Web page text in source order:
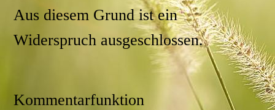
Aus diesem Grund ist ein
Widerspruch ausgeschlossen.
Kommentarfunktion